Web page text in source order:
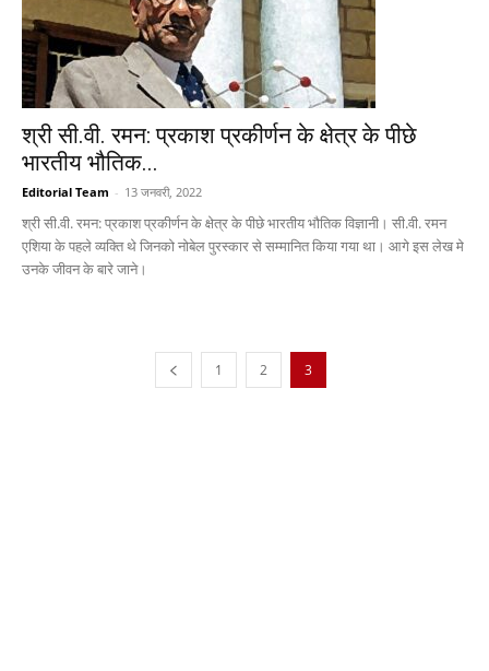
श्री सी.वी. रमन: प्रकाश प्रकीर्णन के क्षेत्र के पीछे
भारतीय भौतिक...
Editorial Team - 13 जनवरी, 2022
श्री सी.वी. रमन: प्रकाश प्रकीर्णन के क्षेत्र के पीछे भारतीय भौतिक विज्ञानी। सी.वी. रमन
एशिया के पहले व्यक्ति थे जिनको नोबेल पुरस्कार से सम्मानित किया गया था। आगे इस लेख मे
उनके जीवन के बारे जाने।
1 2 3